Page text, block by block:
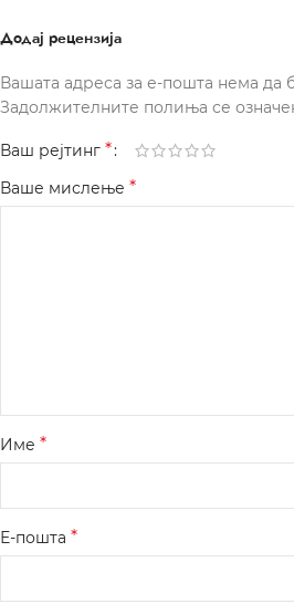
Додај рецензија
Вашата адреса за е-пошта нема да
Задолжителните полиња се
Ваш рејтинг *
Ваше мислење *
Име *
Е-пошта *